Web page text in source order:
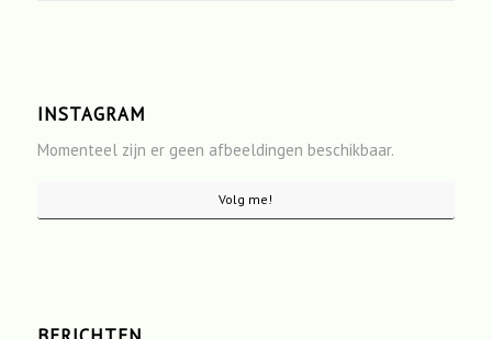
INSTAGRAM
Momenteel zijn er geen afbeeldingen beschikbaar.
Volg me!